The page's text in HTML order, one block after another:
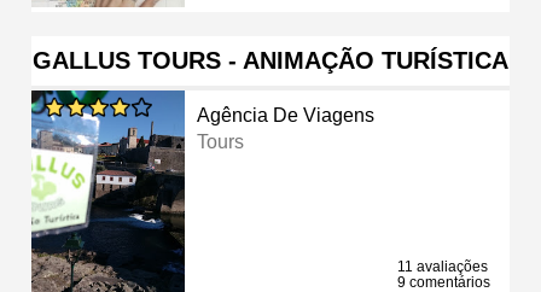
GALLUS TOURS - ANIMAÇÃO TURÍSTICA
Agência De Viagens
Tours
11 avaliações
9 comentários